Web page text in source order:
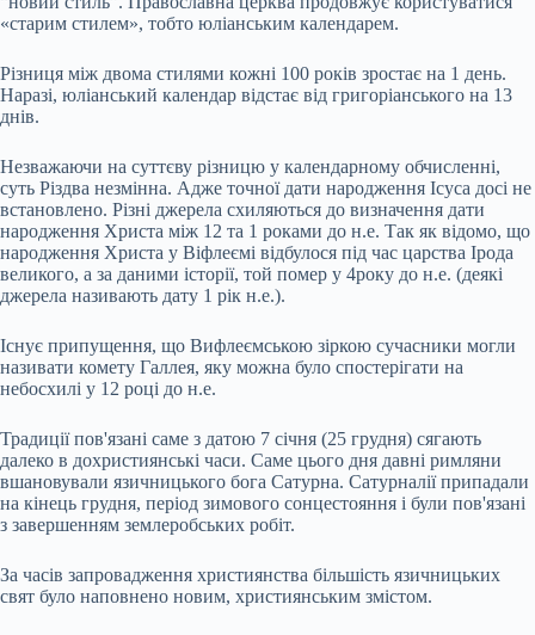
«старим стилем», тобто юліанським календарем.
Різниця між двома стилями кожні 100 років зростає на 1 день.
Наразі, юліанський календар відстає від григоріанського на 13
днів.
Незважаючи на суттєву різницю у календарному обчисленні,
суть Різдва незмінна. Адже точної дати народження Ісуса досі не
встановлено. Різні джерела схиляються до визначення дати
народження Христа між 12 та 1 роками до н.е. Так як відомо, що
народження Христа у Віфлеємі відбулося під час царства Ірода
великого, а за даними історії, той помер у 4року до н.е. (деякі
джерела називають дату 1 рік н.е.).
Існує припущення, що Вифлеємською зіркою сучасники могли
називати комету Галлея, яку можна було спостерігати на
небосхилі у 12 році до н.е.
Традиції пов'язані саме з датою 7 січня (25 грудня) сягають
далеко в дохристиянські часи. Саме цього дня давні римляни
вшановували язичницького бога Сатурна. Сатурналії припадали
на кінець грудня, період зимового сонцестояння і були пов'язані
з завершенням землеробських робіт.
За часів запровадження християнства більшість язичницьких
свят було наповнено новим, християнським змістом.